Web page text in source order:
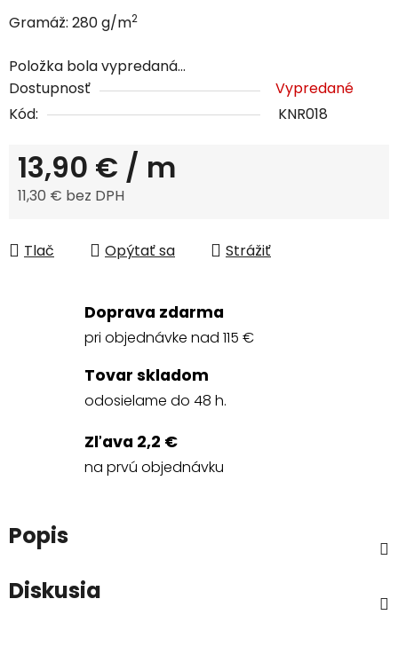
Gramáž: 280 g/m2
Položka bola vypredaná…
Dostupnosť
Vypredané
Kód:
KNR018
13,90 € / m
11,30 € bez DPH
Tlač
Opýtať sa Strážiť
Doprava zdarma
pri objednávke nad 115 €
Tovar skladom
odosielame do 48 h.
Zľava 2,2 €
na prvú objednávku
Popis
Diskusia